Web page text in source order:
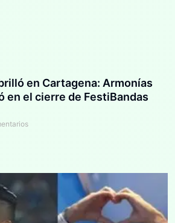
en Cartagena: Armonías
en el cierre de FestiBandas